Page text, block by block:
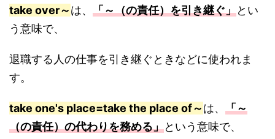
take over～は、 「～（の責任）を引き継ぐ」とい
う意味で、
退職する人の仕事を引き継ぐときなどに使われま
す。
take one's place=take the place of～は、 「～
（の責任）の代わりを務める」という意味で、